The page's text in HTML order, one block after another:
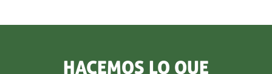
HACEMOS LO QUE